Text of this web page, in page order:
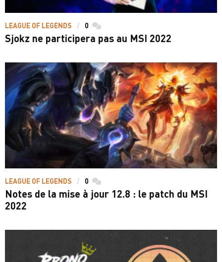
LEAGUE OF LEGENDS 0 commentaires
Sjokz ne participera pas au MSI 2022
LEAGUE OF LEGENDS 0 commentaires
Notes de la mise à jour 12.8 : le patch du MSI
2022